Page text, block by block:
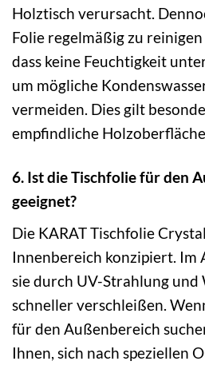
Holztisch verursacht.
Folie regelmäßig zu
dass keine Feuchtigkeit
um mögliche
vermeiden. Dies gilt
empfindliche
6. Ist die Tischfolie für den
geeignet?
Die KARAT Tischfolie
Innenbereich konzipiert. Im
sie durch UV-Strahlung
schneller verschleißen.
für den Außenbereich
Ihnen, sich nach speziellen